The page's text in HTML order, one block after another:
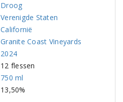
Droog
Verenigde Staten
Californië
Granite Coast Vineyards
2024
12 flessen
750 ml
13,50%